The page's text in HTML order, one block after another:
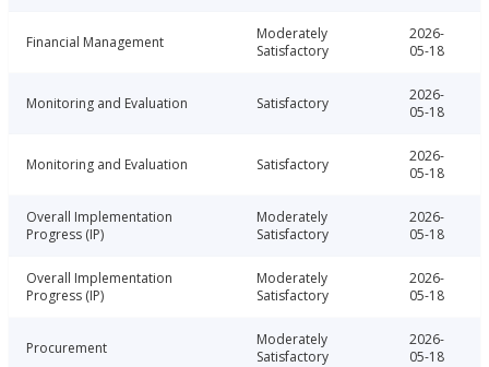
Financial Management
Moderately
Satisfactory
2026-
05-18
Monitoring and Evaluation Satisfactory
2026-
05-18
Monitoring and Evaluation Satisfactory
2026-
05-18
Overall Implementation
Progress (IP)
Moderately
Satisfactory
2026-
05-18
Overall Implementation
Progress (IP)
Moderately
Satisfactory
2026-
05-18
Procurement
Moderately
Satisfactory
2026-
05-18